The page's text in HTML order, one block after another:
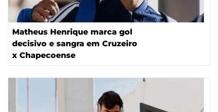
Matheus Henrique marca gol
decisivo e sangra em Cruzeiro
x Chapecoense